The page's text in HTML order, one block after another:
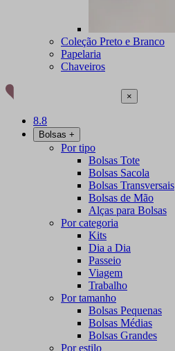
Coleção Preto e Branco
Papelaria
Chaveiros
×
8.8
Bolsas +
Por tipo
Bolsas Tote
Bolsas Sacola
Bolsas Transversais
Bolsas de Mão
Alças para Bolsas
Por categoria
Kits
Dia a Dia
Passeio
Viagem
Trabalho
Por tamanho
Bolsas Pequenas
Bolsas Médias
Bolsas Grandes
Por estilo